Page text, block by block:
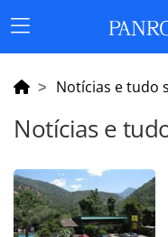
Menu
Principal
Notícias e tudo
Notícias e